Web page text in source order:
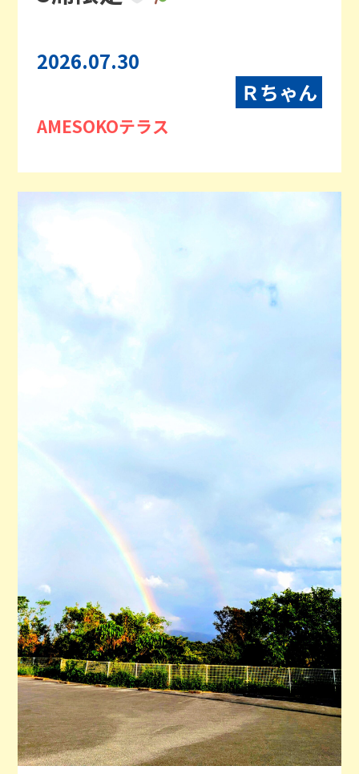
2026.07.30
Ｒちゃん
AMESOKOテラス